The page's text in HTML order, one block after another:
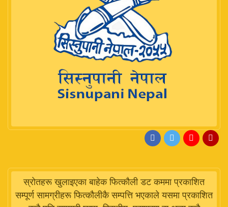
स्रोतहरू खुलाइएका बाहेक फित्कौली डट कममा प्रकाशित
सम्पूर्ण सामग्रीहरू फित्कौलीकै सम्पत्ति भएकाले यसमा प्रकाशित